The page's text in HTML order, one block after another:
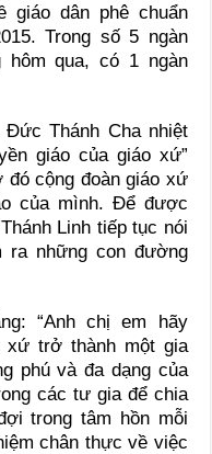
giáo dân phê chuẩn
Trong số 5 ngàn
qua, có 1 ngàn
Thánh Cha nhiệt
giáo của giáo xứ”
đó cộng đoàn giáo xứ
của mình. Để được
Linh tiếp tục nói
những con đường
“Anh chị em hãy
xứ trở thành một gia
phú và đa dạng của
các tư gia để chia
trong tâm hồn mỗi
chân thực về việc